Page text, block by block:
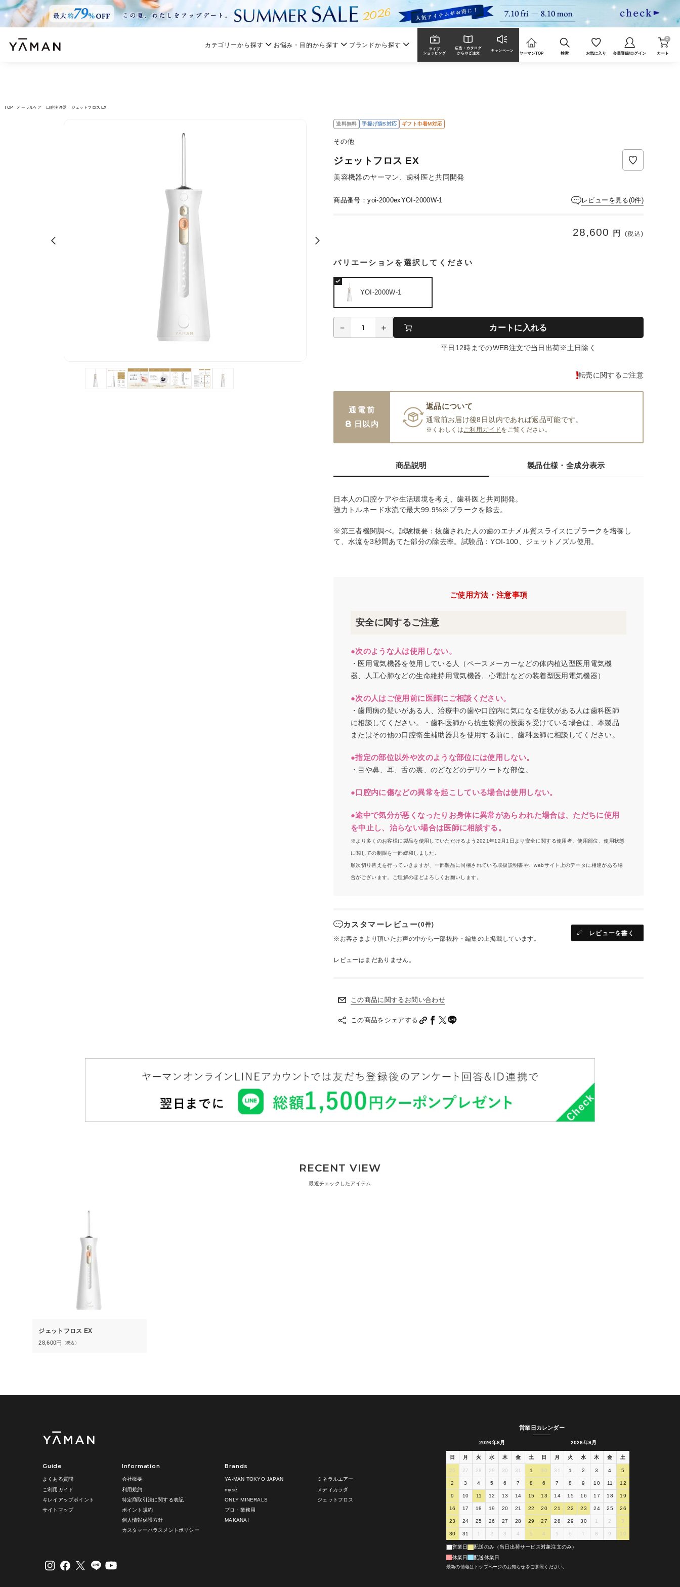
カテゴリーから探す お悩み・目的から探す ブランドから探す
ヤーマンTOP 検索 お気に入り 会員登録/ログイン カート
0
TOP オーラルケア 口腔洗浄器 ジェットフロス EX
送料無料 手提げ袋S対応 ギフト巾着M対応
その他
ジェットフロス EX
美容機器のヤーマン、歯科医と共同開発
商品番号：yoi-2000exYOI-2000W-1 レビューを見る(0件)
28,600 円 (税込)
バリエーションを選択してください
YOI-2000W-1
カートに入れる
平日12時までのWEB注文で当日出荷※土日除く
転売に関するご注意
通電前
8 日以内
返品について
通電前お届け後8日以内であれば返品可能です。
※くわしくは ご利用ガイドをご覧ください。
商品説明 製品仕様・全成分表示
日本人の口腔ケアや生活環境を考え、歯科医と共同開発。
強力トルネード水流で最大99.9%※プラークを除去。
※第三者機関調べ。試験概要：抜歯された人の歯のエナメル質スライスにプラークを培養し
て、水流を3秒間あてた部分の除去率。試験品：YOI-100、ジェットノズル使用。
ご使用方法・注意事項
安全に関するご注意
●次のような人は使用しない。
・医用電気機器を使用している人（ペースメーカーなどの体内植込型医用電気機
器、人工心肺などの生命維持用電気機器、心電計などの装着型医用電気機器）
●次の人はご使用前に医師にご相談ください。
・歯周病の疑いがある人、治療中の歯や口腔内に気になる症状がある人は歯科医師
に相談してください。・歯科医師から抗生物質の投薬を受けている場合は、本製品
またはその他の口腔衛生補助器具を使用する前に、歯科医師に相談してください。
●指定の部位以外や次のような部位には使用しない。
・目や鼻、耳、舌の裏、のどなどのデリケートな部位。
●口腔内に傷などの異常を起こしている場合は使用しない。
●途中で気分が悪くなったりお身体に異常があらわれた場合は、ただちに使用
を中止し、治らない場合は医師に相談する。
※より多くのお客様に製品を使用していただけるよう2021年12月1日より安全に関する使用者、使用部位、使用状態
に関しての制限を一部緩和しました。
順次切り替えを行っていきますが、一部製品に同梱されている取扱説明書や、webサイト上のデータに相違がある場
合がございます。ご理解のほどよろしくお願いします。
カスタマーレビュー(0件)
※お客さまより頂いたお声の中から一部抜粋・編集の上掲載しています。
レビューを書く
レビューはまだありません。
この商品に関するお問い合わせ
この商品をシェアする
RECENT VIEW
最近チェックしたアイテム
ジェットフロス EX
28,600円 （税込）
Guide
よくある質問
ご利用ガイド
キレイアップポイント
サイトマップ
Information
会社概要
利用規約
特定商取引法に関する表記
ポイント規約
個人情報保護方針
カスタマーハラスメントポリシー
Brands
YA-MAN TOKYO JAPAN
mysé
ONLY MINERALS
プロ・業務用
MAKANAI
ミネラルエアー
メディカラダ
ジェットフロス
営業日カレンダー
2026年8月
日 月 火 水 木 金 土
26 27 28 29 30 31 1
2 3 4 5 6 7 8
9 10 11 12 13 14 15
16 17 18 19 20 21 22
23 24 25 26 27 28 29
30 31 1 2 3 4 5
2026年9月
日 月 火 水 木 金 土
30 31 1 2 3 4 5
6 7 8 9 10 11 12
13 14 15 16 17 18 19
20 21 22 23 24 25 26
27 28 29 30 1 2 3
4 5 6 7 8 9 10
営業日
配送のみ（当日出荷サービス対象注文のみ）
休業日
配送休業日
最新の情報はトップページのお知らせをご参照ください。